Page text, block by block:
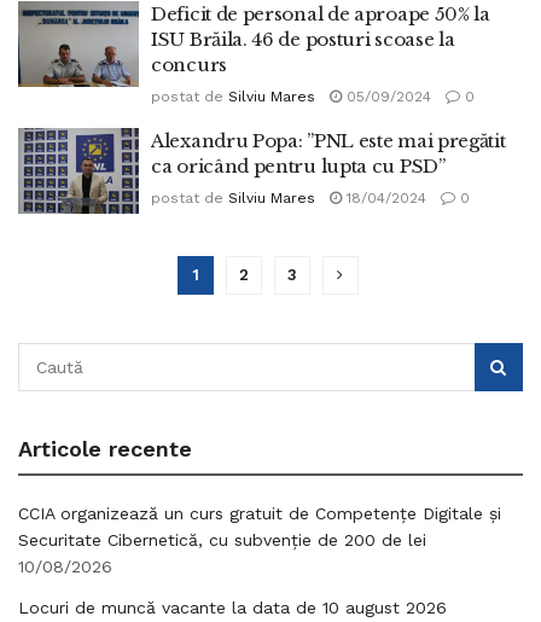
Deficit de personal de aproape 50% la
ISU Brăila. 46 de posturi scoase la
concurs
postat de Silviu Mares 05/09/2024 0
Alexandru Popa: ”PNL este mai pregătit
ca oricând pentru lupta cu PSD”
postat de Silviu Mares 18/04/2024 0
1 2 3
Articole recente
CCIA organizează un curs gratuit de Competențe Digitale și
Securitate Cibernetică, cu subvenție de 200 de lei
10/08/2026
Locuri de muncă vacante la data de 10 august 2026